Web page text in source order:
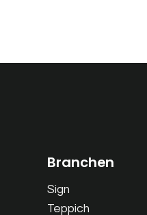
Branchen
Sign
Teppich